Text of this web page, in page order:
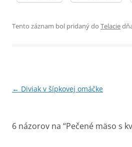
Tento záznam bol pridaný do Telacie
Navigácia
← Diviak v šípkovej omáčke
6 názorov na “Pečené mäso s